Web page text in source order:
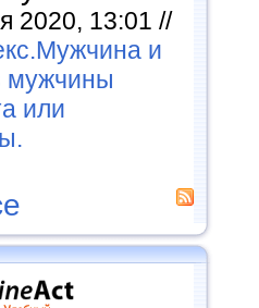
2020, 13:01 //
и
мужчины
или